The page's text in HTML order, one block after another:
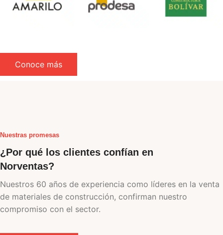
Conoce más
Nuestras promesas
¿Por qué los clientes confían en
Norventas?
Nuestros 60 años de experiencia como líderes en la venta
de materiales de construcción, confirman nuestro
compromiso con el sector.